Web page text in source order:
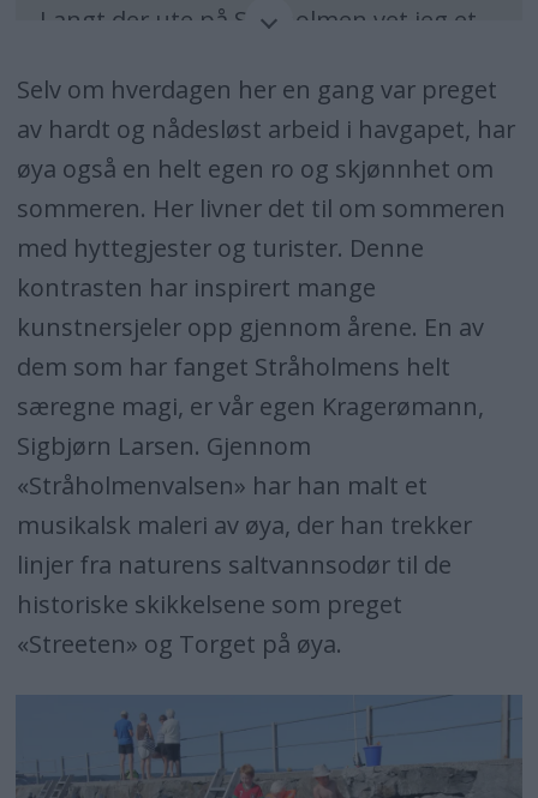
Langt der ute på Stråholmen vet jeg et
med roser og kniplingsgardiner.
Der går linerla og tripper så lettbeint av
sted,
og der blomstrer av hegg og syriner.
Der danser en sommervind lett i fra sør
og stryker langs bjørkeløvssløret.
Der har tangen og taren sin
saltvannsodør,
og dønninger klukker i øret.
Det er sommer på Stråholmen
når solen på svaberget steker,
Selv om hverdagen her en gang var preget
av hardt og nådesløst arbeid i havgapet, har
øya også en helt egen ro og skjønnhet om
sommeren. Her livner det til om sommeren
med hyttegjester og turister. Denne
kontrasten har inspirert mange
kunstnersjeler opp gjennom årene. En av
dem som har fanget Stråholmens helt
særegne magi, er vår egen Kragerømann,
Sigbjørn Larsen. Gjennom
«Stråholmenvalsen» har han malt et
musikalsk maleri av øya, der han trekker
linjer fra naturens saltvannsodør til de
historiske skikkelsene som preget
«Streeten» og Torget på øya.